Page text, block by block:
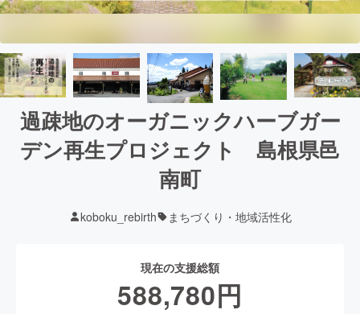
過疎地のオーガニックハーブガー
デン再生プロジェクト 島根県邑
南町
koboku_rebirth まちづくり・地域活性化
現在の支援総額
588,780円